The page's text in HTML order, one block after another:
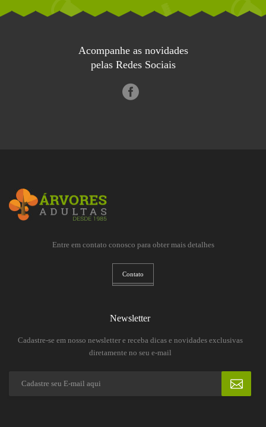
Acompanhe as novidades
pelas Redes Sociais
Entre em contato conosco para obter mais detalhes
Contato
Newsletter
Cadastre-se em nosso newsletter e receba dicas e novidades exclusivas
diretamente no seu e-mail